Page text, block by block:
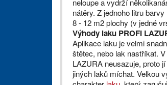
neloupe a vydrží
nátěry. Z jednoho litru barvy
8 - 12 m2 plochy (v jedné
Výhody laku PROFI
Aplikace laku je velmi
štětec, nebo lak nastříkat.
LAZURA neusazuje, proto
jiných laků míchat. Velkou